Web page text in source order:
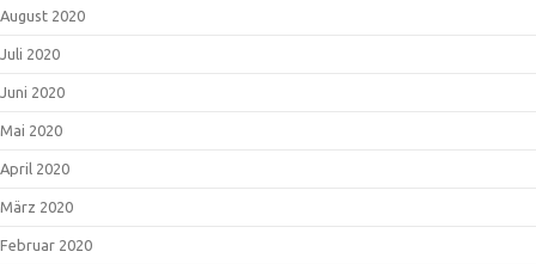
August 2020
Juli 2020
Juni 2020
Mai 2020
April 2020
März 2020
Februar 2020